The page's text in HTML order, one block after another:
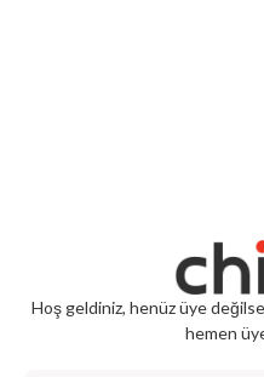
Hoş geldiniz, henüz üye
hemen